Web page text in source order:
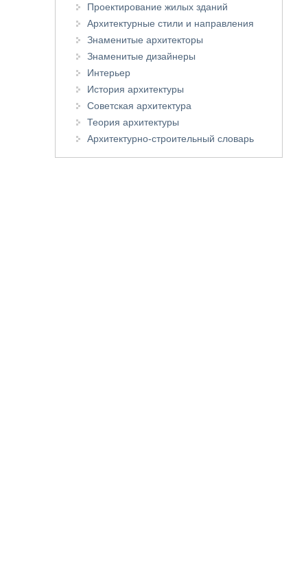
Проектирование жилых зданий
Архитектурные стили и направления
Знаменитые архитекторы
Знаменитые дизайнеры
Интерьер
История архитектуры
Советская архитектура
Теория архитектуры
Архитектурно-строительный словарь